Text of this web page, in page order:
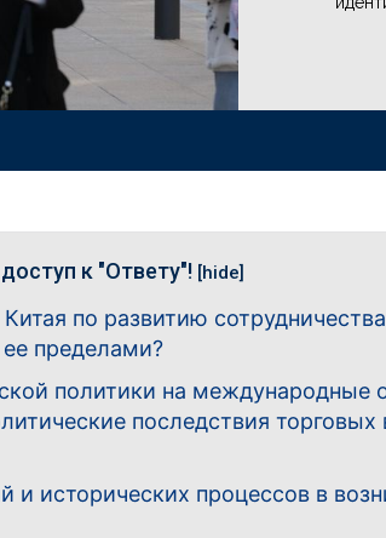
к "Ответу"! [hide]
по развитию
пределами?
политики на международные
последствия
исторических процессов в